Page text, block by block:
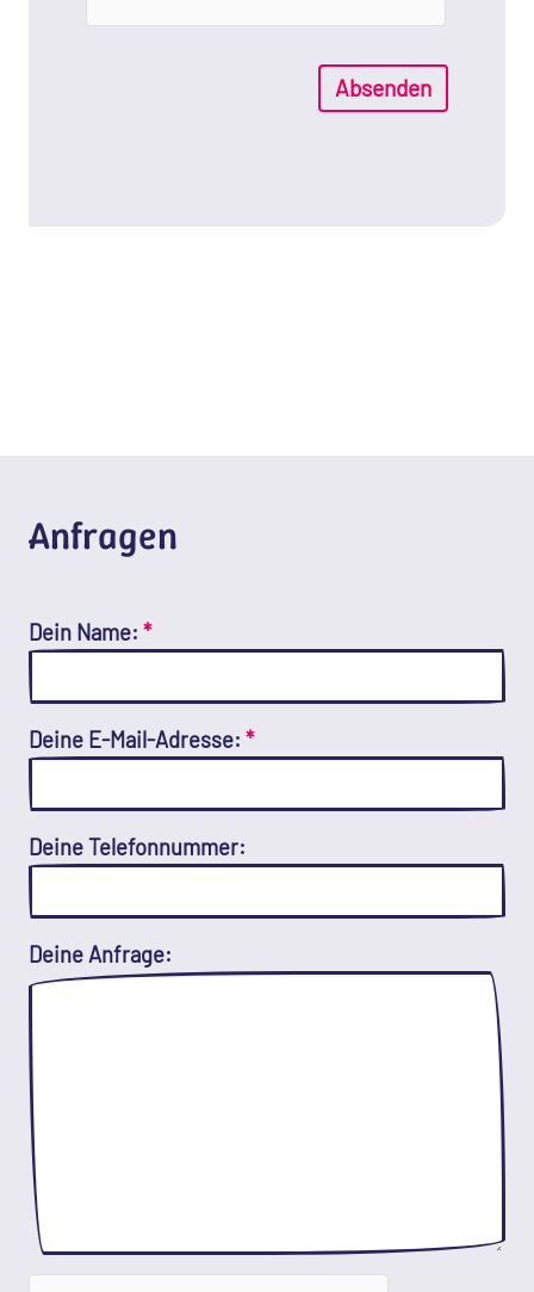
Absenden
Anfragen
Dein Name: *
Deine E-Mail-Adresse: *
Deine Telefonnummer:
Deine Anfrage: